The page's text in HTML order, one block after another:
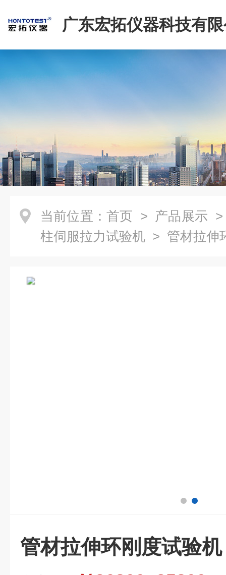
广东宏拓仪器科技有
当前位置： 首页 > 产品展示
柱伺服拉力试验机 > 管材拉伸
管材拉伸环刚度试验机